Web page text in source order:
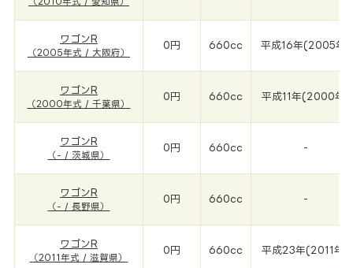
ワゴンR
（2005年式 / 大阪府）
0円 660cc 平成16年(2005年)
ワゴンR
（2000年式 / 千葉県）
0円 660cc 平成11年(2000年)
ワゴンR
（- / 茨城県）
0円 660cc -
ワゴンR
（- / 長野県）
0円 660cc -
ワゴンR
（2011年式 / 滋賀県）
0円 660cc 平成23年(2011年)